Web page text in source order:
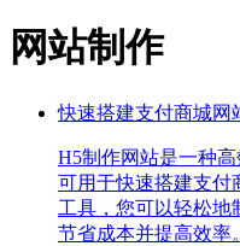
网站制作
快速搭建支付商城网
H5制作网站是一种
可用于快速搭建支付
工具，您可以轻松地
节省成本并提高效率